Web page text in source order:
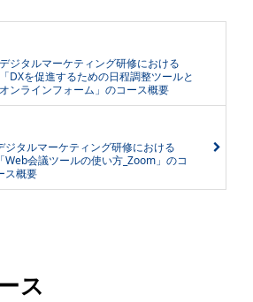
デジタルマーケティング研修における
「DXを促進するための日程調整ツールと
オンラインフォーム」のコース概要
ジタルマーケティング研修における
「Web会議ツールの使い方_Zoom」のコ
ス概要
ス